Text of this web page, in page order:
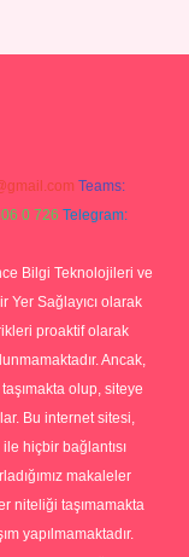
Teams:
0 726 Telegram:
Bilgi Teknolojileri ve
Yer Sağlayıcı olarak
proaktif olarak
Ancak,
olup, siteye
Bu internet sitesi,
hiçbir bağlantısı
makaleler
niteliği taşımamakta
yapılmamaktadır.